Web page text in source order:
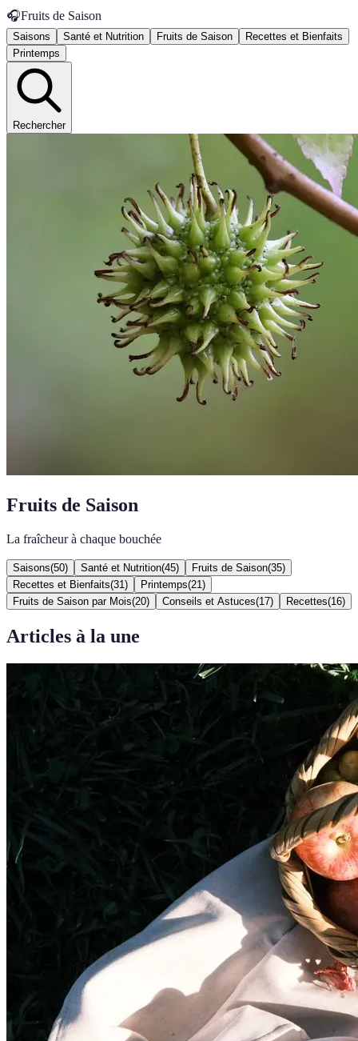
🎧Fruits de Saison
Saisons Santé et Nutrition Fruits de Saison
Recettes et Bienfaits
Printemps
Rechercher
Fruits de Saison
La fraîcheur à chaque bouchée
Saisons(50) Santé et Nutrition(45) Fruits de Saison(35)
Recettes et Bienfaits(31 ) Printemps(21 )
Fruits de Saison par Mois(20) Conseils et Astuces(17) Recettes(16)
Articles à la une